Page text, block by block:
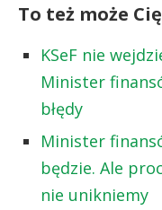
To też może
KSeF nie
Minister
błędy
Minister
będzie. Ale
nie unikniemy